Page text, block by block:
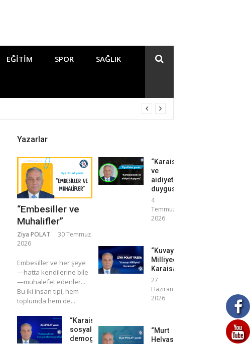
EĞITIM SPOR SAĞLIK
Yazarlar
“Embesiller ve
Muhalifler”
Ziya POLAT
30 Temmuz
2026
​Embesiller ve her şeye
—hatta kendilerine bile
—muhalefet edenler...
Bu iki insan tipi, hem
toplumda hem de...
“Karaisalı’nın
sosyal
demografisi”
“Karaisalıcılık
ve
aidiyet
duygusu”
4
Temmuz
2026
“Kuvayı
Milliyeci
Karaisalı”
27
Haziran
2026
“Murt
Helvası